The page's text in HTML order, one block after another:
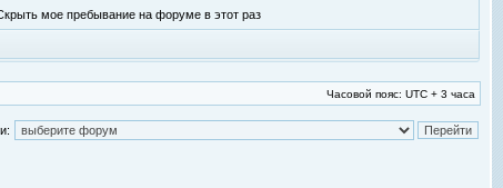
мое пребывание на форуме в этот раз
Часовой пояс: UTC + 3 часа